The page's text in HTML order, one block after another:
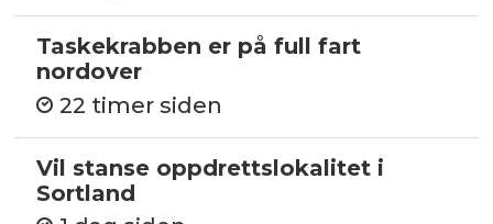
Taskekrabben er på full fart
nordover
22 timer siden
Vil stanse oppdrettslokalitet i
Sortland